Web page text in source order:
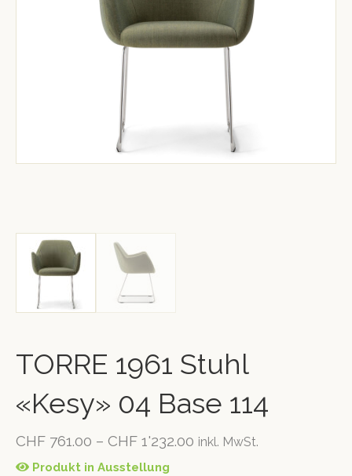
TORRE 1961 Stuhl
«Kesy» 04 Base 114
CHF 761.00 – CHF 1'232.00 inkl. MwSt.
Produkt in Ausstellung